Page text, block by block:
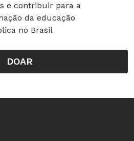
e contribuir para a
da educação
no Brasil
DOAR